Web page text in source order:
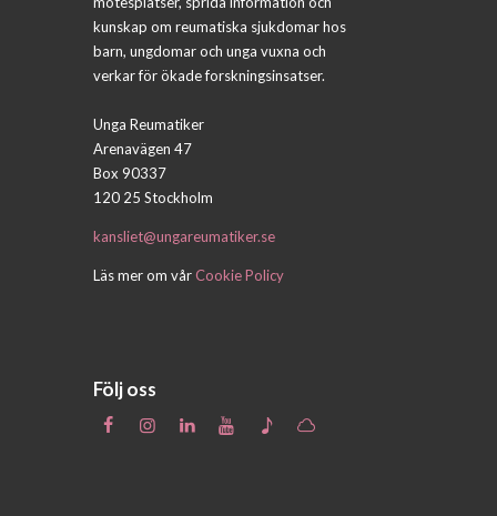
kunskap om reumatiska sjukdomar hos
barn, ungdomar och unga vuxna och
verkar för ökade forskningsinsatser.
Unga Reumatiker
Arenavägen 47
Box 90337
120 25 Stockholm
kansliet@ungareumatiker.se
Läs mer om vårCookie Policy
Följ oss